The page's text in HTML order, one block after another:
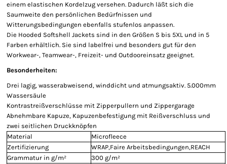
einem elastischen Kordelzug versehen. Dadurch läßt sich die
Saumweite den persönlichen Bedürfnissen und
Witterungsbedingungen ebenfalls stufenlos anpassen.
Die Hooded Softshell Jackets sind in den Größen S bis 5XL und in 5
Farben erhältlich. Sie sind labelfrei und besonders gut für den
Workwear-, Teamwear-, Freizeit- und Outdooreinsatz geeignet.
Besonderheiten:
Drei lagig, wasserabweisend, winddicht und atmungsaktiv. 5.000mm
Wassersäule
Kontrastreißverschlüsse mit Zipperpullern und Zippergarage
Abnehmbare Kapuze, Kapuzenbefestigung mit Reißverschluss und
zwei seitlichen Druckknöpfen
Material
Microfleece
Zertifizierung
WRAP,Faire Arbeitsbedingungen,REACH
Grammatur in g/m²
300 g/m²